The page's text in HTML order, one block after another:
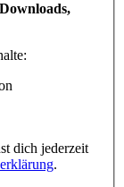
dich jederzeit
.